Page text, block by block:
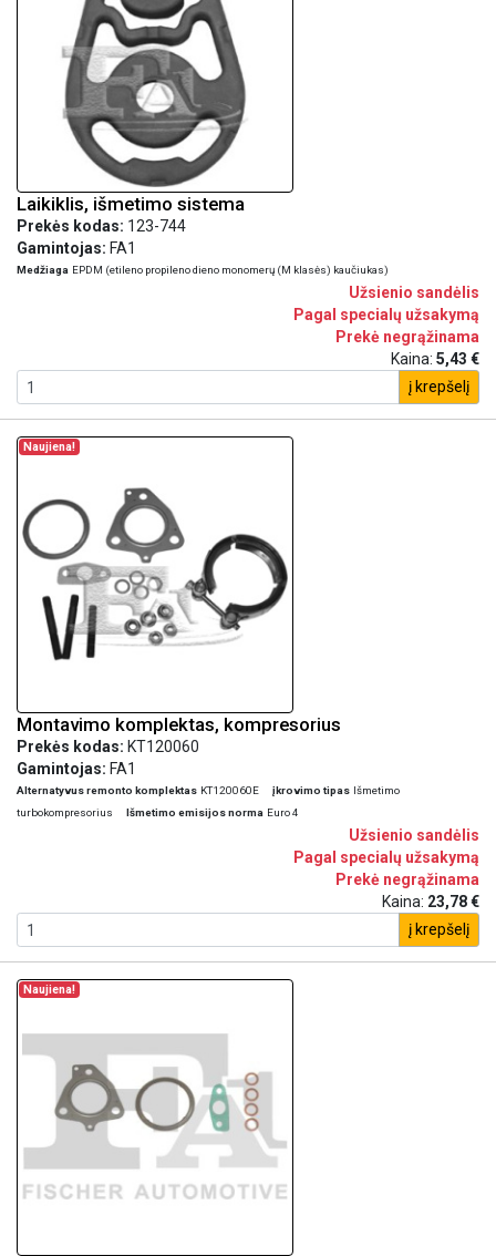
Laikiklis, išmetimo sistema
Prekės kodas: 123-744
Gamintojas: FA1
Medžiaga EPDM (etileno propileno dieno monomerų (M klasės) kaučiukas)
Užsienio sandėlis
Pagal specialų užsakymą
Prekė negrąžinama
Kaina: 5,43 €
į krepšelį
Naujiena!
Montavimo komplektas, kompresorius
Prekės kodas: KT120060
Gamintojas: FA1
Alternatyvus remonto komplektas KT120060E įkrovimo tipas Išmetimo
turbokompresorius
Išmetimo emisijos norma Euro 4
Užsienio sandėlis
Pagal specialų užsakymą
Prekė negrąžinama
Kaina: 23,78 €
į krepšelį
Naujiena!